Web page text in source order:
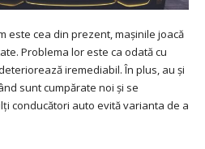
este cea din prezent, mașinile joacă
Problema lor este ca odată cu
iremediabil. În plus, au și
sunt cumpărate noi și se
conducători auto evită varianta de a